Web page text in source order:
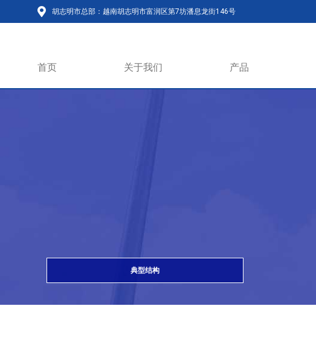
胡志明市总部：越南胡志明市富润区第7坊潘息龙街146号
首页 关于我们 产品
典型结构